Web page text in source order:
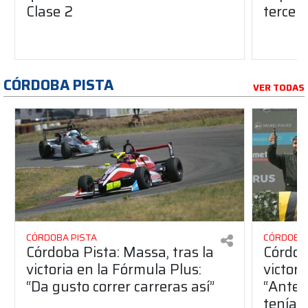
Clase 2
CÓRDOBA PISTA VER TODAS
CÓRDOBA PISTA
Córdoba Pista: Massa, tras la
victoria en la Fórmula Plus:
“Da gusto correr carreras así”